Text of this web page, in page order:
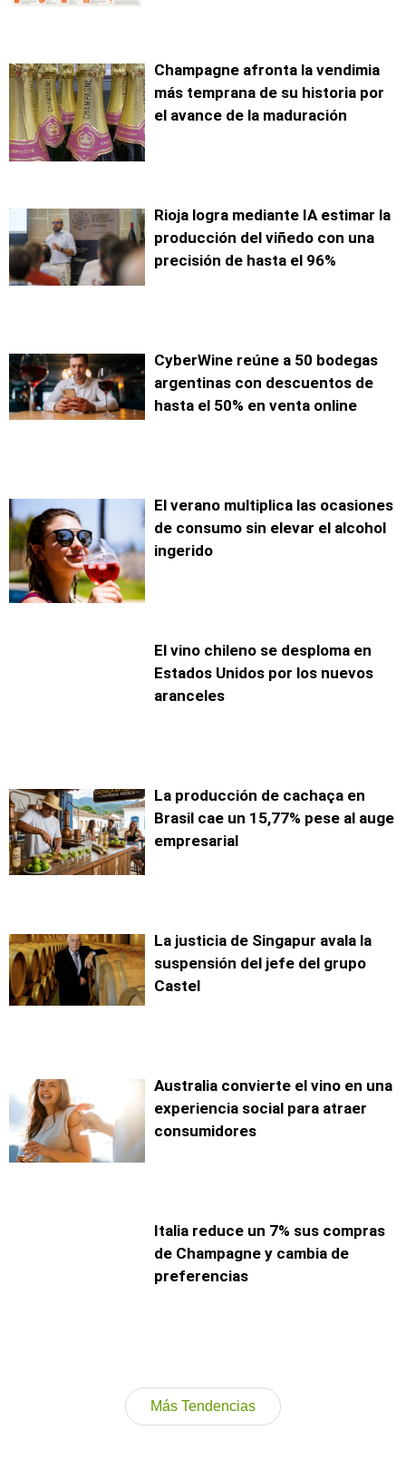
Champagne afronta la vendimia
más temprana de su historia por
el avance de la maduración
Rioja logra mediante IA estimar la
producción del viñedo con una
precisión de hasta el 96%
CyberWine reúne a 50 bodegas
argentinas con descuentos de
hasta el 50% en venta online
El verano multiplica las ocasiones
de consumo sin elevar el alcohol
ingerido
El vino chileno se desploma en
Estados Unidos por los nuevos
aranceles
La producción de cachaça en
Brasil cae un 15,77% pese al auge
empresarial
La justicia de Singapur avala la
suspensión del jefe del grupo
Castel
Australia convierte el vino en una
experiencia social para atraer
consumidores
Italia reduce un 7% sus compras
de Champagne y cambia de
preferencias
Más Tendencias